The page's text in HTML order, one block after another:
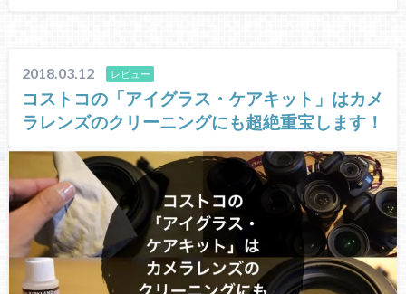
2018.03.12 レビュー
コストコの「アイグラス・ケアキット」はカメ
ラレンズのクリーニングにも超絶重宝します！